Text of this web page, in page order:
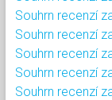
Souhrn recenzí
Souhrn recenzí
Souhrn recenzí
Souhrn recenzí
Souhrn recenzí